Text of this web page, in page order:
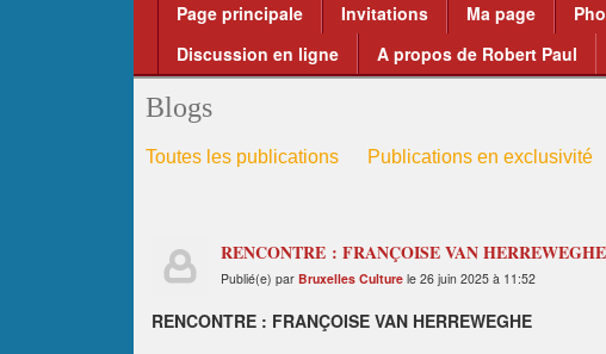
Page principale Invitations Ma page
Discussion en ligne
A propos de Robert Paul
Blogs
Toutes les publications Publications en exclusivité
RENCONTRE : FRANÇOISE VAN HERREWEGHE
Publié(e) par Bruxelles Culture le 26 juin 2025 à 11:52
RENCONTRE : FRANÇOISE VAN HERREWEGHE